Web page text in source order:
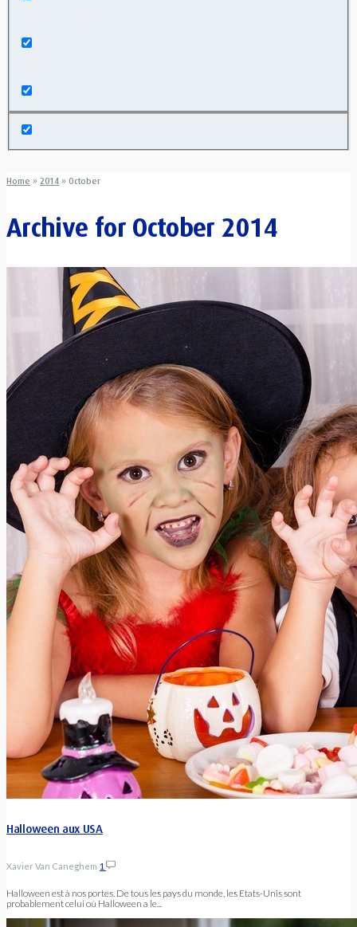
Home » 2014 » October
Archive for October 2014
Halloween aux USA
Xavier Van Caneghem 1
Halloween est à nos portes. De tous les pays du monde, les Etats-Unis sont
probablement celui où Halloween a le...